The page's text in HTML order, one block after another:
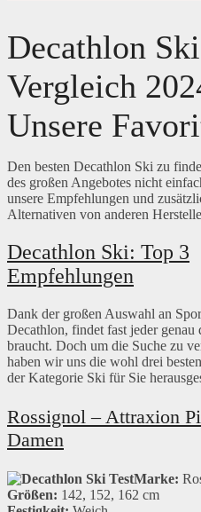
Decathlon Ski
Vergleich
Unsere
Den besten Decathlon Ski zu
des großen Angebotes nicht
unsere Empfehlungen und
Alternativen von anderen
Decathlon Ski: Top 3
Empfehlungen
Dank der großen Auswahl an
Decathlon, findet fast jeder genau
braucht. Doch um die Suche zu
haben wir uns die wohl drei
der Kategorie Ski für Sie
Rossignol – Attraxion
Damen
Marke:
Größen: 142, 152, 162 cm